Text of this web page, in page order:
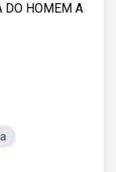
DO HOMEM A